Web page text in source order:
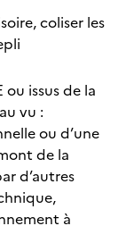
coliser les
issus de la
vu :
ou d’une
de la
d’autres
à